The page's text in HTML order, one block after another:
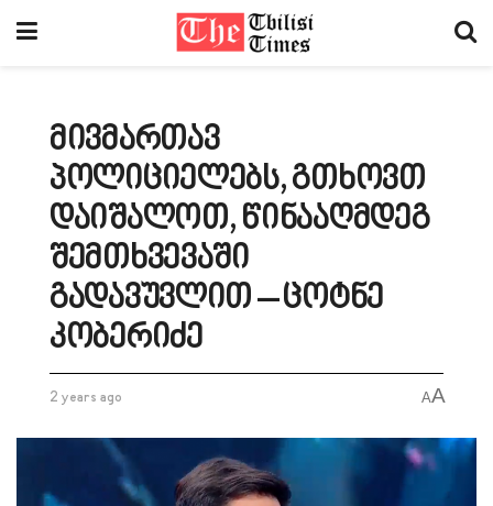
მივმართავ
პოლიციელებს, გთხოვთ
დაიშალოთ, წინააღმდეგ
შემთხვევაში
გადავუვლით – ცოტნე
კობერიძე
2 years ago AA